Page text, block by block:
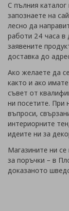
С пълния
запознаете на
лесно да
работи 24 часа в
заявените
доставка до
Ако желаете да
както и ако
съвет от
ни посетите. При
въпроси,
интериорните
идеите ни за
Магазините ни
за поръчки – в
доказаното